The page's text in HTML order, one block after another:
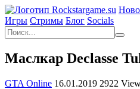
Игры Cтримы Блог Socials
Маслкар Declasse
GTA Online 16.01.2019 2922